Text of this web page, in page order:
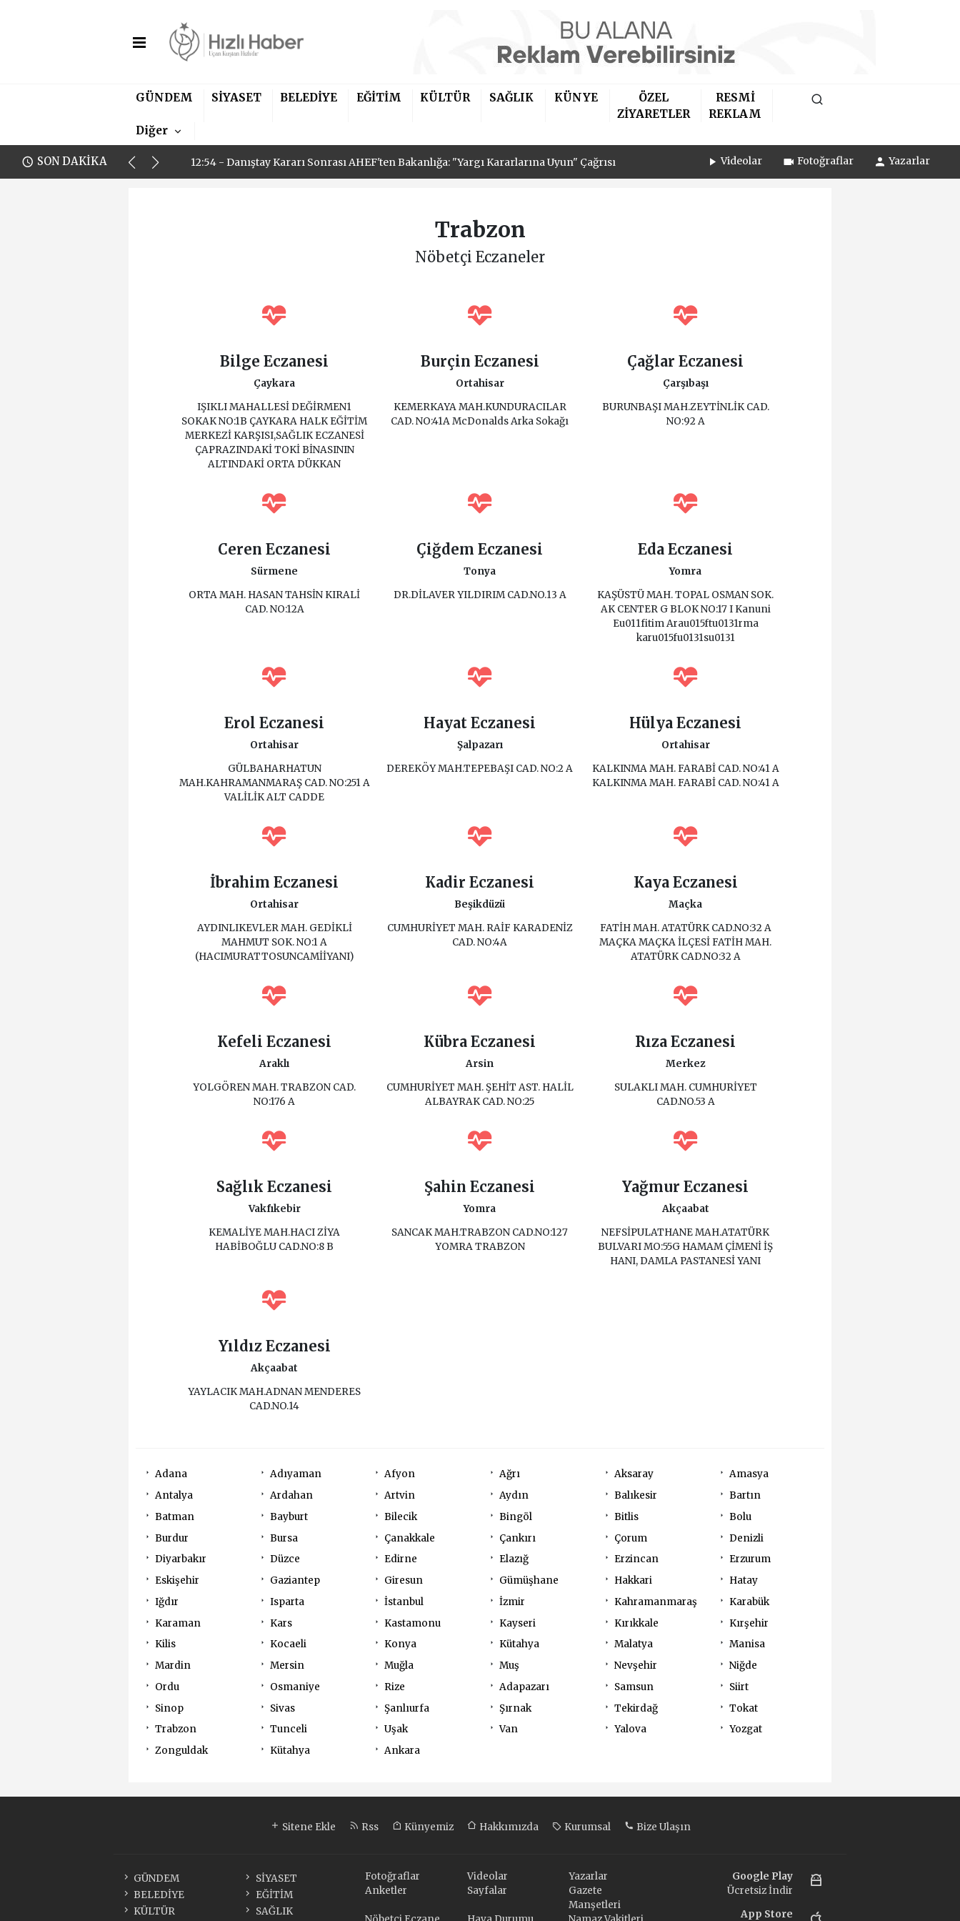
GÜNDEM SİYASET BELEDİYE EĞİTİM KÜLTÜR SAĞLIK KÜNYE
ÖZEL
ZİYARETLER
RESMİ
REKLAM
Diğer
SON DAKİKA
23:30 - Efeler Belediyesi'nden Kocagür'de Çocuklara Mobil Bakım Desteği
12:54 - Danıştay Kararı Sonrası AHEF'ten Bakanlığa: "Yargı Kararlarına Uyun" Çağrısı Videolar Fotoğraflar Yazarlar
Trabzon
Nöbetçi Eczaneler
Bilge Eczanesi
Çaykara
IŞIKLI MAHALLESİ DEĞİRMEN1
SOKAK NO:1B ÇAYKARA HALK EĞİTİM
MERKEZİ KARŞISI,SAĞLIK ECZANESİ
ÇAPRAZINDAKİ TOKİ BİNASININ
ALTINDAKİ ORTA DÜKKAN
Burçin Eczanesi
Ortahisar
KEMERKAYA MAH.KUNDURACILAR
CAD. NO:41A McDonalds Arka Sokağı
Çağlar Eczanesi
Çarşıbaşı
BURUNBAŞI MAH.ZEYTİNLİK CAD.
NO:92 A
Ceren Eczanesi
Sürmene
ORTA MAH. HASAN TAHSİN KIRALİ
CAD. NO:12A
Çiğdem Eczanesi
Tonya
DR.DİLAVER YILDIRIM CAD.NO.13 A
Eda Eczanesi
Yomra
KAŞÜSTÜ MAH. TOPAL OSMAN SOK.
AK CENTER G BLOK NO:17 I Kanuni
Eu011fitim Arau015ftu0131rma
karu015fu0131su0131
Erol Eczanesi
Ortahisar
GÜLBAHARHATUN
MAH.KAHRAMANMARAŞ CAD. NO:251 A
VALİLİK ALT CADDE
Hayat Eczanesi
Şalpazarı
DEREKÖY MAH.TEPEBAŞI CAD. NO:2 A
Hülya Eczanesi
Ortahisar
KALKINMA MAH. FARABİ CAD. NO:41 A
KALKINMA MAH. FARABİ CAD. NO:41 A
İbrahim Eczanesi
Ortahisar
AYDINLIKEVLER MAH. GEDİKLİ
MAHMUT SOK. NO:1 A
(HACIMURATTOSUNCAMİİYANI)
Kadir Eczanesi
Beşikdüzü
CUMHURİYET MAH. RAİF KARADENİZ
CAD. NO:4A
Kaya Eczanesi
Maçka
FATİH MAH. ATATÜRK CAD.NO:32 A
MAÇKA MAÇKA İLÇESİ FATİH MAH.
ATATÜRK CAD.NO:32 A
Kefeli Eczanesi
Araklı
YOLGÖREN MAH. TRABZON CAD.
NO:176 A
Kübra Eczanesi
Arsin
CUMHURİYET MAH. ŞEHİT AST. HALİL
ALBAYRAK CAD. NO:25
Rıza Eczanesi
Merkez
SULAKLI MAH. CUMHURİYET
CAD.NO.53 A
Sağlık Eczanesi
Vakfıkebir
KEMALİYE MAH.HACI ZİYA
HABİBOĞLU CAD.NO:8 B
Şahin Eczanesi
Yomra
SANCAK MAH.TRABZON CAD.NO:127
YOMRA TRABZON
Yağmur Eczanesi
Akçaabat
NEFSİPULATHANE MAH.ATATÜRK
BULVARI MO:55G HAMAM ÇİMENİ İŞ
HANI, DAMLA PASTANESİ YANI
Yıldız Eczanesi
Akçaabat
YAYLACIK MAH.ADNAN MENDERES
CAD.NO.14
Adana Adıyaman Afyon Ağrı Aksaray
Amasya
Antalya
Ardahan Artvin Aydın Balıkesir
Bartın
Batman
Bayburt Bilecik Bingöl Bitlis
Bolu
Burdur
Bursa Çanakkale Çankırı Çorum
Denizli
Diyarbakır
Düzce Edirne Elazığ Erzincan
Erzurum
Eskişehir
Gaziantep Giresun Gümüşhane Hakkari
Hatay
Iğdır
Isparta İstanbul İzmir Kahramanmaraş
Karabük
Karaman
Kars Kastamonu Kayseri Kırıkkale
Kırşehir
Kilis
Kocaeli Konya Kütahya Malatya
Manisa
Mardin
Mersin Muğla Muş Nevşehir
Niğde
Ordu
Osmaniye Rize Adapazarı Samsun
Siirt
Sinop
Sivas Şanlıurfa Şırnak Tekirdağ
Tokat
Trabzon
Tunceli Uşak Van Yalova
Yozgat
Zonguldak
Kütahya Ankara
Sitene Ekle Rss Künyemiz Hakkımızda Kurumsal Bize Ulaşın
GÜNDEM
SİYASET
BELEDİYE
EĞİTİM
KÜLTÜR
SAĞLIK
Fotoğraflar Videolar
Yazarlar
Anketler
Sayfalar
Gazete
Manşetleri
Google Play
Ücretsiz İndir
App Store